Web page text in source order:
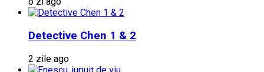
Detective Chen 1 & 2
2 zile ago